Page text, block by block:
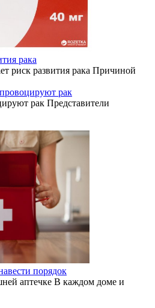
рака
риск развития рака Причиной
рак
рак Представители
порядок
аптечке В каждом доме и